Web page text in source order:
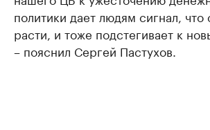
политики дает людям сигнал, что
расти, и тоже подстегивает к
– пояснил Сергей Пастухов.